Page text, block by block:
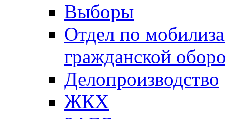
Выборы
Отдел по
гражданской
Делопроизводство
ЖКХ